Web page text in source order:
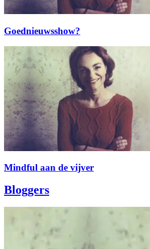
Goednieuwsshow?
Mindful aan de vijver
Bloggers